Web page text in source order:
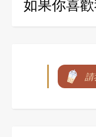
如果你喜
請